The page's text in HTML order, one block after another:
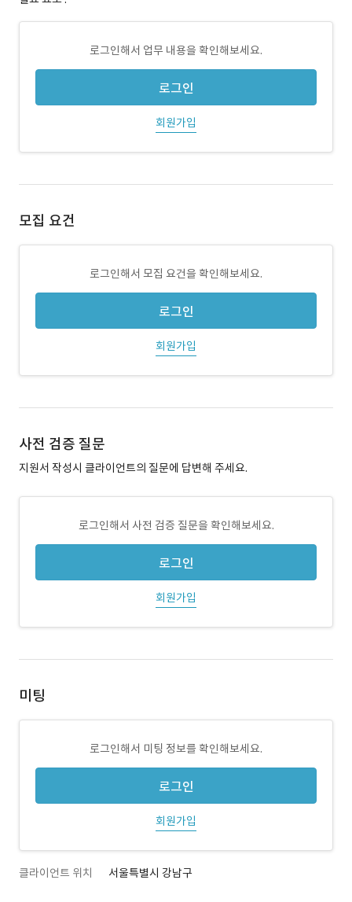
로그인해서 업무 내용을 확인해보세요.
로그인
회원가입
모집 요건
로그인해서 모집 요건을 확인해보세요.
로그인
회원가입
사전 검증 질문
지원서 작성시 클라이언트의 질문에 답변해 주세요.
로그인해서 사전 검증 질문을 확인해보세요.
로그인
회원가입
미팅
로그인해서 미팅 정보를 확인해보세요.
로그인
회원가입
클라이언트 위치 서울특별시 강남구